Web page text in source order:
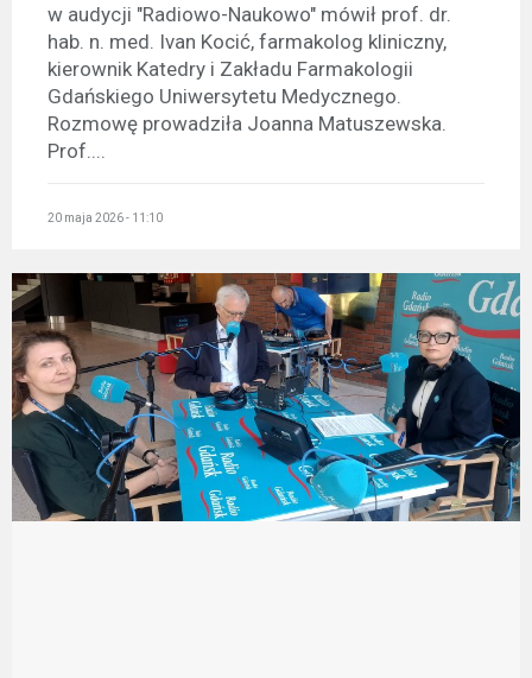
w audycji "Radiowo-Naukowo" mówił prof. dr.
hab. n. med. Ivan Kocić, farmakolog kliniczny,
kierownik Katedry i Zakładu Farmakologii
Gdańskiego Uniwersytetu Medycznego.
Rozmowę prowadziła Joanna Matuszewska.
Prof....
20 maja 2026 - 11:10